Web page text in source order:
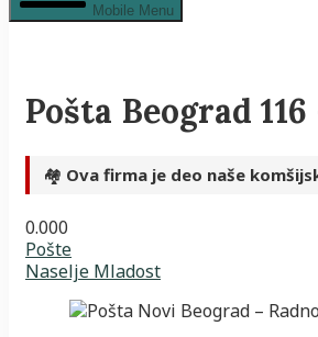
Mobile Menu
Pošta Beograd
🏘️ Ova firma je deo naše
0.000
Pošte
Naselje Mladost